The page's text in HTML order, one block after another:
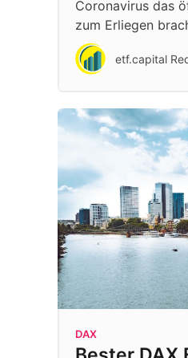
Coronavirus das
zum Erliegen
etf.capital
DAX